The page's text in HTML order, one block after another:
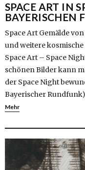
SPACE ART IN
BAYERISCHEN
Space Art Gemälde
und weitere
Space Art – Space
schönen Bilder kann
der Space Night
Bayerischer
Mehr